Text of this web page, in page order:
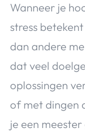
Wanneer je
stress
dan andere
dat veel
oplossingen
of met dingen
je een